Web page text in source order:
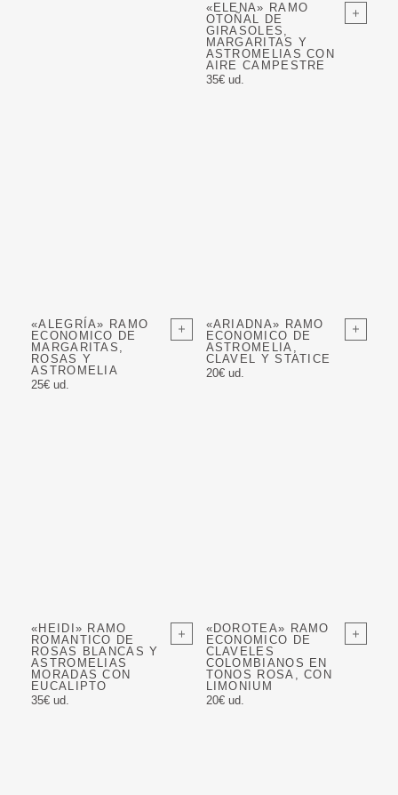
«ELENA» RAMO
OTOÑAL DE
GIRASOLES,
MARGARITAS Y
ASTROMELIAS CON
AIRE CAMPESTRE
35€ ud.
«ALEGRÍA» RAMO
ECONOMICO DE
MARGARITAS,
ROSAS Y
ASTROMELIA
25€ ud.
«ARIADNA» RAMO
ECONOMICO DE
ASTROMELIA,
CLAVEL Y STATICE
20€ ud.
«HEIDI» RAMO
ROMANTICO DE
ROSAS BLANCAS Y
ASTROMELIAS
MORADAS CON
EUCALIPTO
35€ ud.
«DOROTEA» RAMO
ECONOMICO DE
CLAVELES
COLOMBIANOS EN
TONOS ROSA, CON
LIMONIUM
20€ ud.